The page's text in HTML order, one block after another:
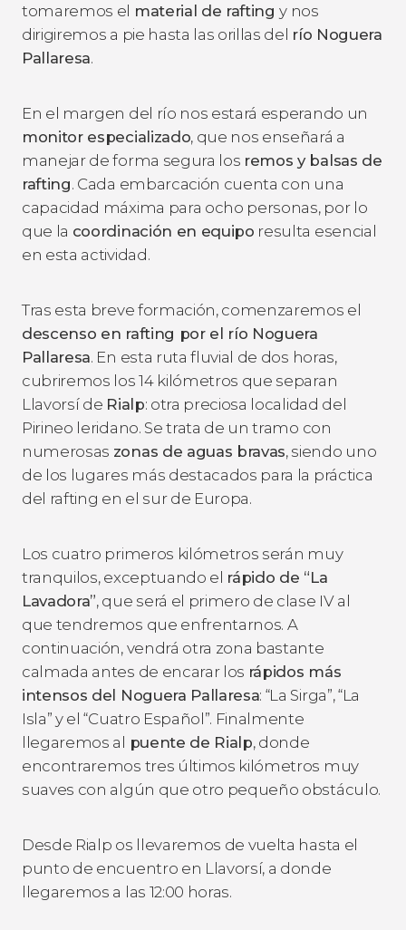
tomaremos el material de raftingy nos
dirigiremos a pie hasta las orillas del río Noguera
Pallaresa.
En el margen del río nos estará esperando un
monitor especializado, que nos enseñará a
manejar de forma segura los remos y balsas de
rafting. Cada embarcación cuenta con una
capacidad máxima para ocho personas, por lo
que la coordinación en equipo resulta esencial
en esta actividad.
Tras esta breve formación, comenzaremos el
descenso en rafting por el río Noguera
Pallaresa. En esta ruta fluvial de dos horas,
cubriremos los 14 kilómetros que separan
Llavorsí de Rialp: otra preciosa localidad del
Pirineo leridano. Se trata de un tramo con
numerosas zonas de aguas bravas, siendo uno
de los lugares más destacados para la práctica
del rafting en el sur de Europa.
Los cuatro primeros kilómetros serán muy
tranquilos, exceptuando el rápido de “La
Lavadora”, que será el primero de clase IV al
que tendremos que enfrentarnos. A
continuación, vendrá otra zona bastante
calmada antes de encarar los rápidos más
intensos del Noguera Pallaresa: “La Sirga”, “La
Isla” y el “Cuatro Español”. Finalmente
llegaremos al puente de Rialp, donde
encontraremos tres últimos kilómetros muy
suaves con algún que otro pequeño obstáculo.
Desde Rialp os llevaremos de vuelta hasta el
punto de encuentro en Llavorsí, a donde
llegaremos a las 12:00 horas.